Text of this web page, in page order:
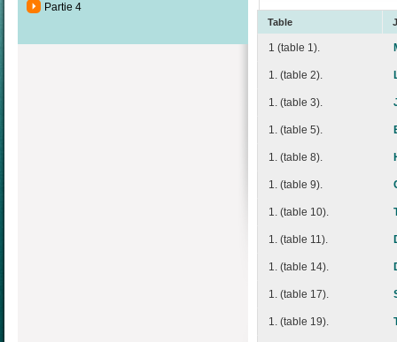
Partie 4
Table
1 (table 1).
1. (table 2).
1. (table 3).
1. (table 5).
1. (table 8).
1. (table 9).
1. (table 10).
1. (table 11).
1. (table 14).
1. (table 17).
1. (table 19).